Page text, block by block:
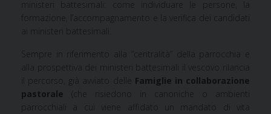
ministeri battesimali: come individuare le persone, la
formazione, l’accompagnamento e la verifica dei candidati
ai ministeri battesimali.
Sempre in riferimento alla “centralità” della parrocchia e
alla prospettiva dei ministeri battesimali il vescovo rilancia
il percorso, già avviato delle Famiglie in collaborazione
pastorale (che risiedono in canoniche o ambienti
parrocchiali a cui viene affidato un mandato di vita